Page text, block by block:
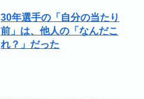
30年選手の「自分の当たり
前」は、他人の「なんだこ
れ？」だった